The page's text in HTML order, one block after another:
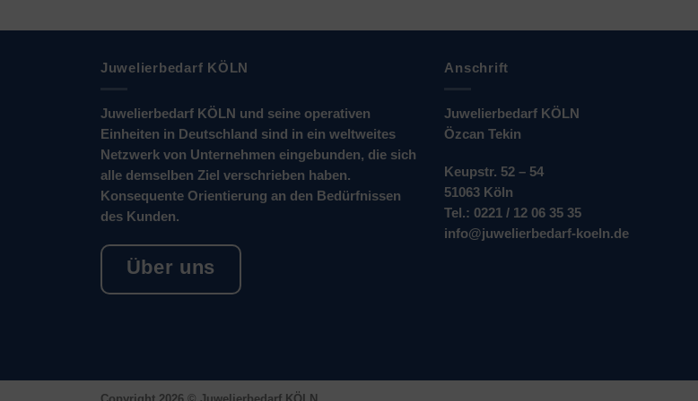
Juwelierbedarf KÖLN
Juwelierbedarf KÖLN und seine operativen
Einheiten in Deutschland sind in ein weltweites
Netzwerk von Unternehmen eingebunden, die sich
alle demselben Ziel verschrieben haben.
Konsequente Orientierung an den Bedürfnissen
des Kunden.
Über uns
Anschrift
Juwelierbedarf KÖLN
Özcan Tekin
Keupstr. 52 – 54
51063 Köln
Tel.: 0221 / 12 06 35 35
info@juwelierbedarf-koeln.de